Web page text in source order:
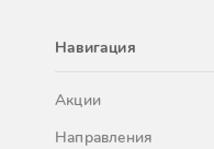
Навигация
Акции
Направления